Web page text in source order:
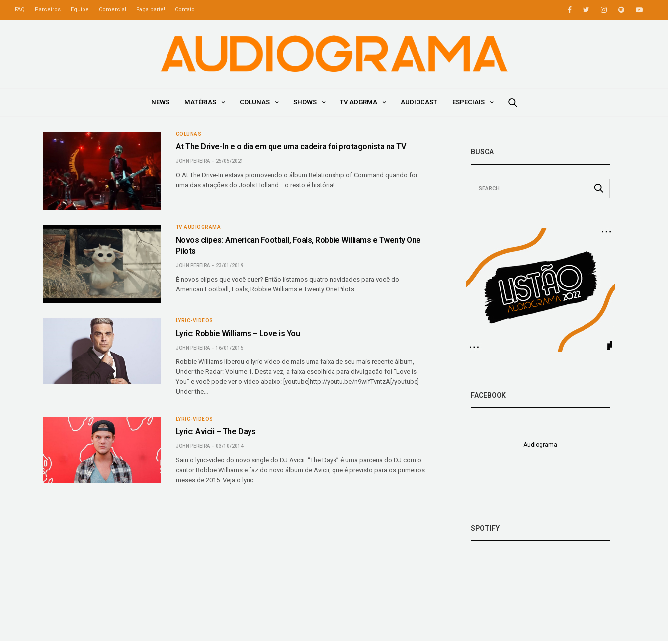
FAQ Parceiros Equipe Comercial Faça parte! Contato
NEWS MATÉRIAS COLUNAS SHOWS TV ADGRMA AUDIOCAST ESPECIAIS
COLUNAS
At The Drive-In e o dia em que uma cadeira foi protagonista na TV
JOHN PEREIRA 25/05/2021
O At The Drive-In estava promovendo o álbum Relationship of Command quando foi
uma das atrações do Jools Holland… o resto é história!
TV AUDIOGRAMA
Novos clipes: American Football, Foals, Robbie Williams e Twenty One
Pilots
JOHN PEREIRA 23/01/2019
É novos clipes que você quer? Então listamos quatro novidades para você do
American Football, Foals, Robbie Williams e Twenty One Pilots.
LYRIC-VIDEOS
Lyric: Robbie Williams – Love is You
JOHN PEREIRA 16/01/2015
Robbie Williams liberou o lyric-video de mais uma faixa de seu mais recente álbum,
Under the Radar: Volume 1. Desta vez, a faixa escolhida para divulgação foi “Love is
You” e você pode ver o vídeo abaixo: [youtube]http://youtu.be/n9wifTvntzA[/youtube]
Under the…
LYRIC-VIDEOS
Lyric: Avicii – The Days
JOHN PEREIRA 03/10/2014
Saiu o lyric-video do novo single do DJ Avicii. “The Days” é uma parceria do DJ com o
cantor Robbie Williams e faz do novo álbum de Avicii, que é previsto para os primeiros
meses de 2015. Veja o lyric:
BUSCA
FACEBOOK
Audiograma
SPOTIFY